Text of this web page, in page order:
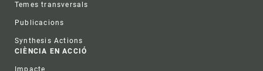
Temes transversals
Publicacions
Synthesis Actions
CIÈNCIA EN ACCIÓ
Impacte